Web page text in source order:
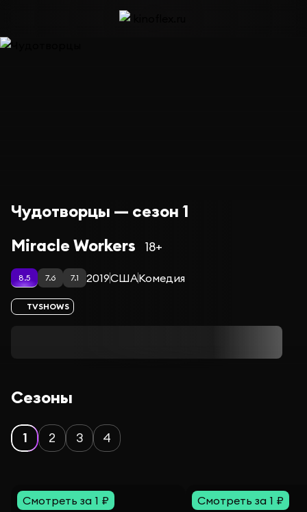
Чудотворцы — сезон 1
Miracle Workers
18+
8.5 7.6 7.1 2019СШАКомедия
TVSHOWS
Сезоны
1 2 3 4
Смотреть за 1 ₽ Смотреть за 1 ₽